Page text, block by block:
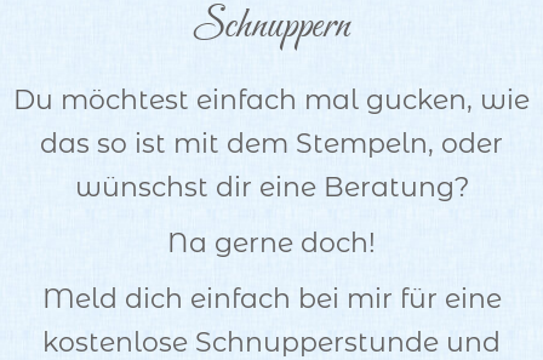
Schnuppern
Du möchtest einfach mal gucken, wie
das so ist mit dem Stempeln, oder
wünschst dir eine Beratung?
Na gerne doch!
Meld dich einfach bei mir für eine
kostenlose Schnupperstunde und